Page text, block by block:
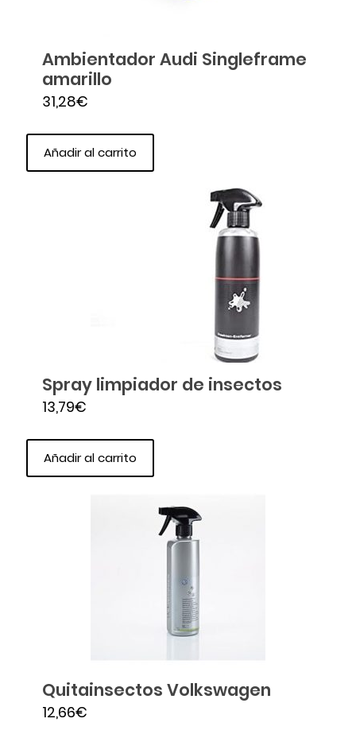
Ambientador Audi Singleframe
amarillo
31,28€
Añadir al carrito
Spray limpiador de insectos
13,79€
Añadir al carrito
Quitainsectos Volkswagen
12,66€